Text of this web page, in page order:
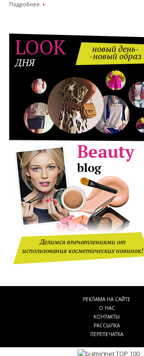
Подробнее
LOOK
ДНЯ
новый день-
-новый образ
Делимся впечатлениями от
использования косметических новинок!
РЕКЛАМА НА САЙТЕ
О НАС
КОНТАКТЫ
РАССЫЛКА
ПЕРЕПЕЧАТКА